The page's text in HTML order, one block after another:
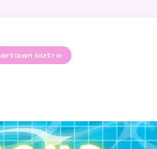
artizan biztro